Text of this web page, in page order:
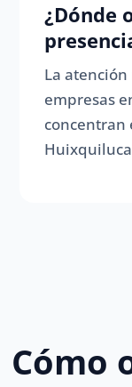
¿Dónde
La
empresas
concentran
Cómo